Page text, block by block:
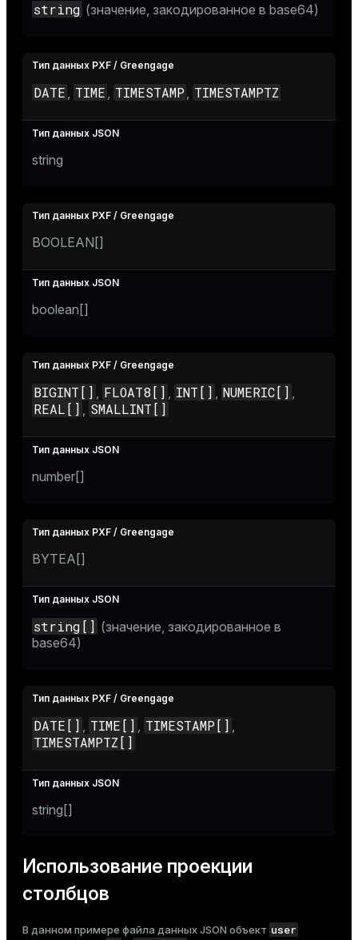
string (значение, закодированное в base64)
DATE , TIME , TIMESTAMP , TIMESTAMPTZ
string
BOOLEAN[]
boolean[]
BIGINT[] , FLOAT8[] , INT[] , NUMERIC[] ,
REAL[] , SMALLINT[]
number[]
BYTEA[]
string[] (значение, закодированное в
base64)
DATE[] , TIME[] , TIMESTAMP[] ,
TIMESTAMPTZ[]
string[]
Использование проекции
столбцов
В данном примере файла данных JSON объект user